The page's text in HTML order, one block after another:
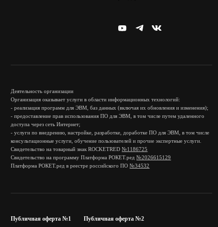
Деятельность организации
Организация оказывает услуги в области информационных технологий:
- реализация программ для ЭВМ, баз данных (включая их обновления и изменения);
- предоставление прав использования ПО для ЭВМ, в том числе путем удаленного
доступа через сеть Интернет;
- услуги по внедрению, настройке, разработке, доработке ПО для ЭВМ, в том числе
консультационные услуги, обучение пользователей и прочие экспертные услуги.
Свидетельство на товарный знак ROCKETRED№1186725
Свидетельство на программу Платформа РОКЕТ.ред№2026615129
Платформа РОКЕТ.ред в реестре российского ПО№34532
Публичная оферта №1 Публичная оферта №2